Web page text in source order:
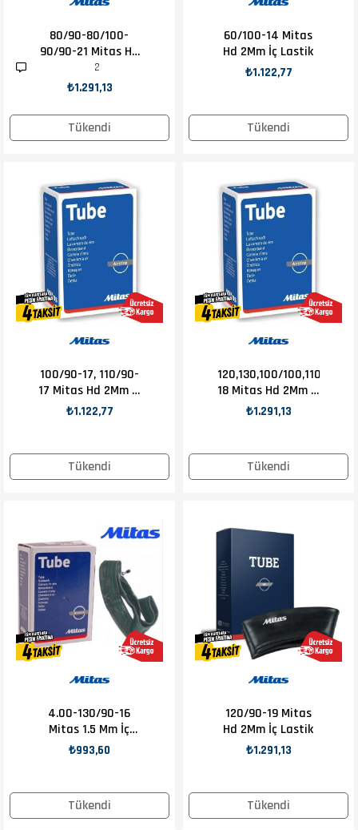
Tükendi
80/90-80/100-
90/90-21 Mitas Hd
2Mm İç Lastik
2
₺1.291,13
Tükendi
60/100-14 Mitas
Hd 2Mm İç Lastik
₺1.122,77
Tükendi
100/90-17, 110/90-
17 Mitas Hd 2Mm İç
Lastik
₺1.122,77
Tükendi
120,130,100/100,110/100-
18 Mitas Hd 2Mm İç
Lastik
₺1.291,13
Tükendi
4.00-130/90-16
Mitas 1.5 Mm İç
Lastik
₺993,60
Tükendi
120/90-19 Mitas
Hd 2Mm İç Lastik
₺1.291,13